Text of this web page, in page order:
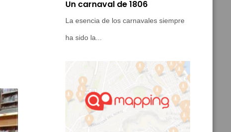
Un carnaval de 1806
La esencia de los carnavales siempre
ha sido la...